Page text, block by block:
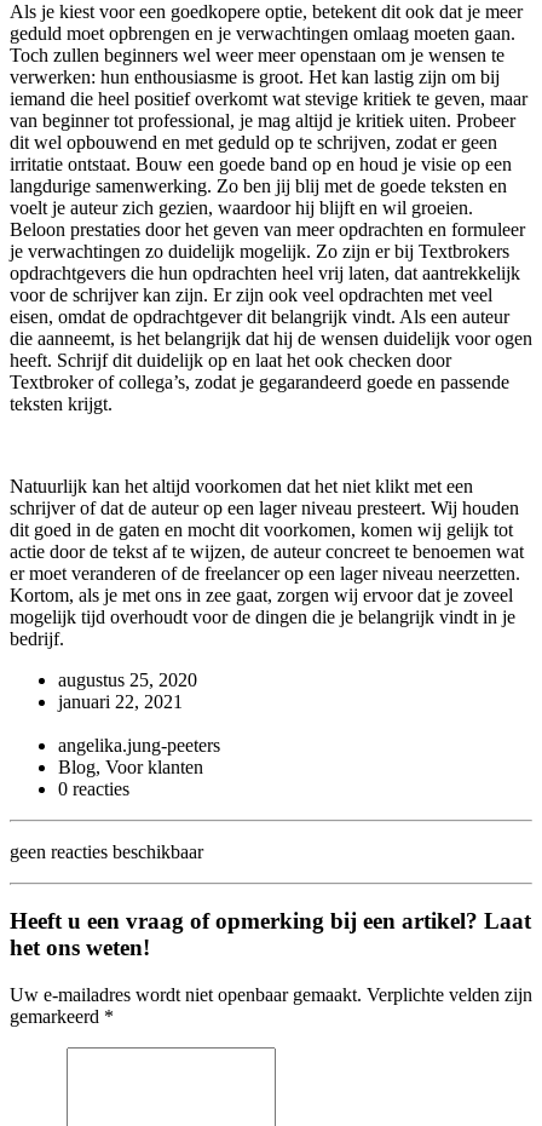
Als je kiest voor een goedkopere optie, betekent dit ook dat je meer
geduld moet opbrengen en je verwachtingen omlaag moeten gaan.
Toch zullen beginners wel weer meer openstaan om je wensen te
verwerken: hun enthousiasme is groot. Het kan lastig zijn om bij
iemand die heel positief overkomt wat stevige kritiek te geven, maar
van beginner tot professional, je mag altijd je kritiek uiten. Probeer
dit wel opbouwend en met geduld op te schrijven, zodat er geen
irritatie ontstaat. Bouw een goede band op en houd je visie op een
langdurige samenwerking. Zo ben jij blij met de goede teksten en
voelt je auteur zich gezien, waardoor hij blijft en wil groeien.
Beloon prestaties door het geven van meer opdrachten en formuleer
je verwachtingen zo duidelijk mogelijk. Zo zijn er bij Textbrokers
opdrachtgevers die hun opdrachten heel vrij laten, dat aantrekkelijk
voor de schrijver kan zijn. Er zijn ook veel opdrachten met veel
eisen, omdat de opdrachtgever dit belangrijk vindt. Als een auteur
die aanneemt, is het belangrijk dat hij de wensen duidelijk voor ogen
heeft. Schrijf dit duidelijk op en laat het ook checken door
Textbroker of collega’s, zodat je gegarandeerd goede en passende
teksten krijgt.
Natuurlijk kan het altijd voorkomen dat het niet klikt met een
schrijver of dat de auteur op een lager niveau presteert. Wij houden
dit goed in de gaten en mocht dit voorkomen, komen wij gelijk tot
actie door de tekst af te wijzen, de auteur concreet te benoemen wat
er moet veranderen of de freelancer op een lager niveau neerzetten.
Kortom, als je met ons in zee gaat, zorgen wij ervoor dat je zoveel
mogelijk tijd overhoudt voor de dingen die je belangrijk vindt in je
bedrijf.
augustus 25, 2020
januari 22, 2021
angelika.jung-peeters
Blog, Voor klanten
0 reacties
geen reacties beschikbaar
Heeft u een vraag of opmerking bij een artikel? Laat
het ons weten!
Uw e-mailadres wordt niet openbaar gemaakt. Verplichte velden zijn
gemarkeerd *